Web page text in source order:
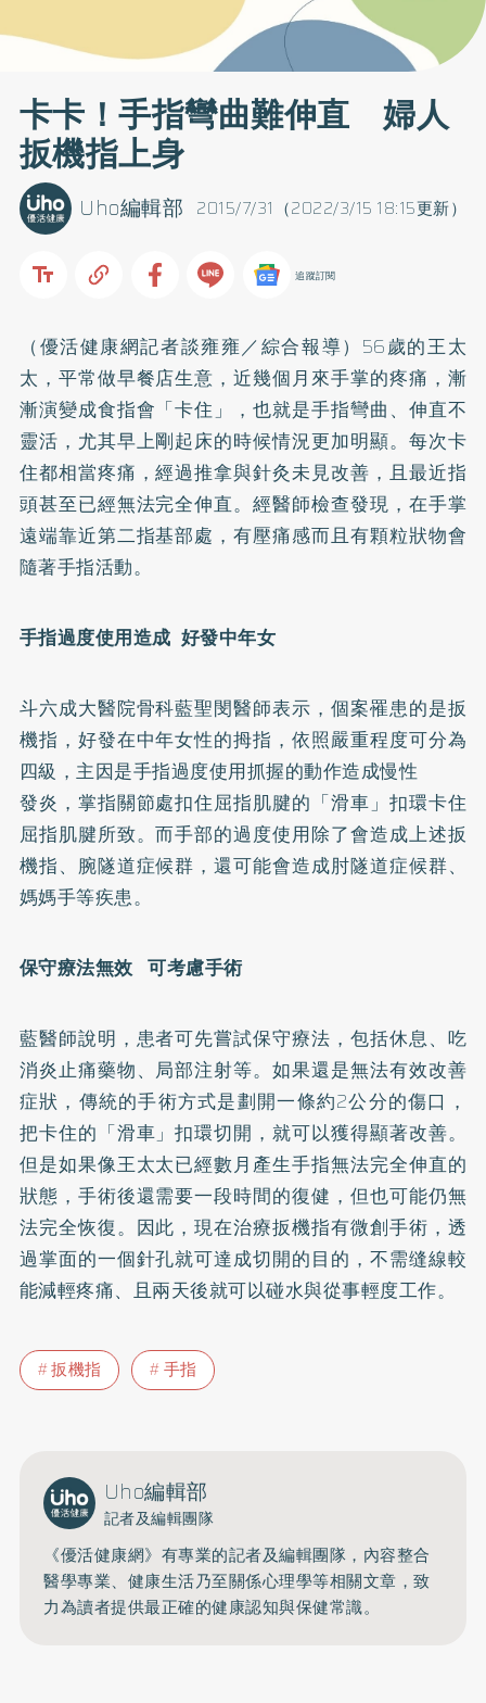
卡卡！手指彎曲難伸直 婦人
扳機指上身
2015/7/31（2022/3/15 18:15更新）
Uho編輯部
追蹤訂閱
（優活健康網記者談雍雍／綜合報導）56歲的王太
太，平常做早餐店生意，近幾個月來手掌的疼痛，漸
漸演變成食指會「卡住」，也就是手指彎曲、伸直不
靈活，尤其早上剛起床的時候情況更加明顯。每次卡
住都相當疼痛，經過推拿與針灸未見改善，且最近指
頭甚至已經無法完全伸直。經醫師檢查發現，在手掌
遠端靠近第二指基部處，有壓痛感而且有顆粒狀物會
隨著手指活動。
手指過度使用造成 好發中年女
斗六成大醫院骨科藍聖閔醫師表示，個案罹患的是扳
機指，好發在中年女性的拇指，依照嚴重程度可分為
四級，主因是手指過度使用抓握的動作造成慢性
發炎，掌指關節處扣住屈指肌腱的「滑車」扣環卡住
屈指肌腱所致。而手部的過度使用除了會造成上述扳
機指、腕隧道症候群，還可能會造成肘隧道症候群、
媽媽手等疾患。
保守療法無效 可考慮手術
藍醫師說明，患者可先嘗試保守療法，包括休息、吃
消炎止痛藥物、局部注射等。如果還是無法有效改善
症狀，傳統的手術方式是劃開一條約2公分的傷口，
把卡住的「滑車」扣環切開，就可以獲得顯著改善。
但是如果像王太太已經數月產生手指無法完全伸直的
狀態，手術後還需要一段時間的復健，但也可能仍無
法完全恢復。因此，現在治療扳機指有微創手術，透
過掌面的一個針孔就可達成切開的目的，不需缝線較
能減輕疼痛、且兩天後就可以碰水與從事輕度工作。
扳機指 手指
Uho編輯部
記者及編輯團隊
《優活健康網》有專業的記者及編輯團隊，內容整合
醫學專業、健康生活乃至關係心理學等相關文章，致
力為讀者提供最正確的健康認知與保健常識。